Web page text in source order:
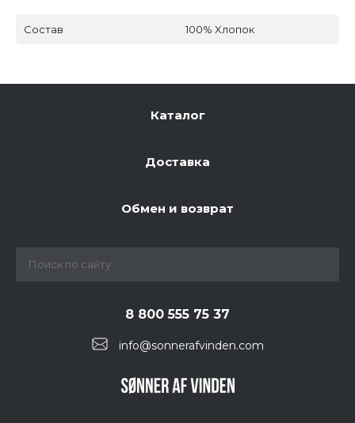
Состав 100% Xлопок
Каталог
Доставка
Обмен и возврат
info@sonnerafvinden.com
8 800 555 75 37